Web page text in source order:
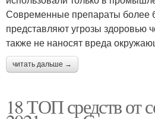
Современные препараты более
представляют угрозы здоровью
также не наносят вреда
читать дальше →
18 ТОП средств от